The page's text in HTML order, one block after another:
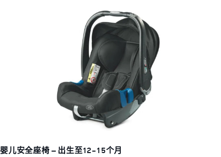
婴儿安全座椅 – 出生至12-15个月